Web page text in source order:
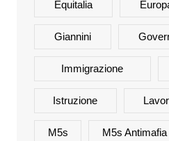
Equitalia
Giannini
Immigrazione
Istruzione
M5s M5s Antimafia